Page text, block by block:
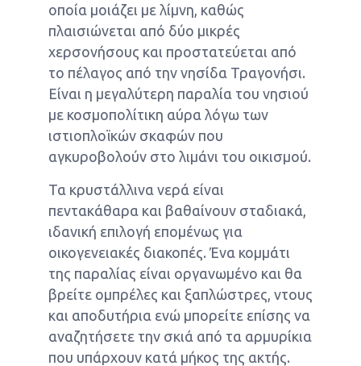
οποία μοιάζει με λίμνη, καθώς
πλαισιώνεται από δύο μικρές
χερσονήσους και προστατεύεται από
το πέλαγος από την νησίδα Τραγονήσι.
Είναι η μεγαλύτερη παραλία του νησιού
με κοσμοπολίτικη αύρα λόγω των
ιστιοπλοϊκών σκαφών που
αγκυροβολούν στο λιμάνι του οικισμού.
Τα κρυστάλλινα νερά είναι
πεντακάθαρα και βαθαίνουν σταδιακά,
ιδανική επιλογή επομένως για
οικογενειακές διακοπές. Ένα κομμάτι
της παραλίας είναι οργανωμένο και θα
βρείτε ομπρέλες και ξαπλώστρες, ντους
και αποδυτήρια ενώ μπορείτε επίσης να
αναζητήσετε την σκιά από τα αρμυρίκια
που υπάρχουν κατά μήκος της ακτής.